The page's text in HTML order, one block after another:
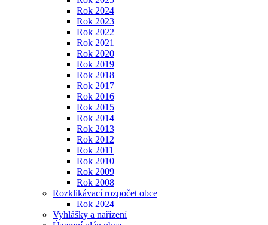
Rok 2024
Rok 2023
Rok 2022
Rok 2021
Rok 2020
Rok 2019
Rok 2018
Rok 2017
Rok 2016
Rok 2015
Rok 2014
Rok 2013
Rok 2012
Rok 2011
Rok 2010
Rok 2009
Rok 2008
Rozklikávací rozpočet obce
Rok 2024
Vyhlášky a nařízení